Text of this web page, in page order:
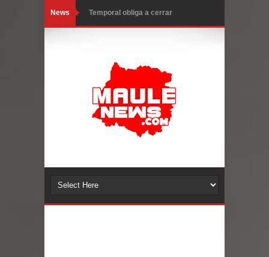
News Temporal obliga a cerrar
Chancho en Talca tras caída de
ramas cerca de carpas
Miles llegan a la Plaza de Armas de
Talca en el inicio de la Fiesta del
Torneo de Asadores reúne a 13